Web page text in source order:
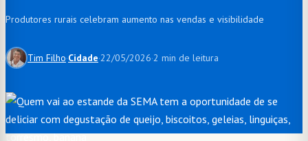
Produtores rurais celebram aumento nas vendas e visibilidade
Tim Filho·Cidade·22/05/2026·2 min de leitura